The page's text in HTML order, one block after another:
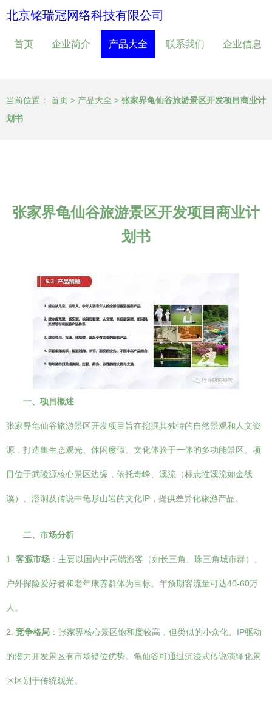
北京铭瑞冠网络科技有限公司
首页 企业简介 产品大全 联系我们 企业信息
当前位置： 首页 > 产品大全 > 张家界龟仙谷旅游景区开发项目商业计
划书
张家界龟仙谷旅游景区开发项目商业计
划书
一、项目概述
张家界龟仙谷旅游景区开发项目旨在挖掘其独特的自然景观和人文资
源，打造集生态观光、休闲度假、文化体验于一体的多功能景区。项
目位于武陵源核心景区边缘，依托奇峰、溪流（标志性溪流如金线
溪）、溶洞及传说中龟形山岩的文化IP，提供差异化旅游产品。
二、市场分析
1. 客源市场 ：主要以国内中高端游客（如长三角、珠三角城市群）、
户外探险爱好者和老年康养群体为目标。年预期客流量可达40-60万
人。
2. 竞争格局 ：张家界核心景区饱和度较高，但类似的小众化、IP驱动
的潜力开发景区有市场错位优势。龟仙谷可通过沉浸式传说演绎化景
区区别于传统观光。